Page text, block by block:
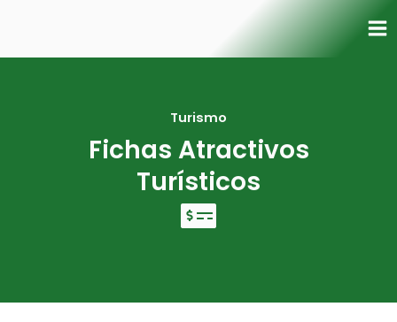
Turismo
Fichas Atractivos
Turísticos